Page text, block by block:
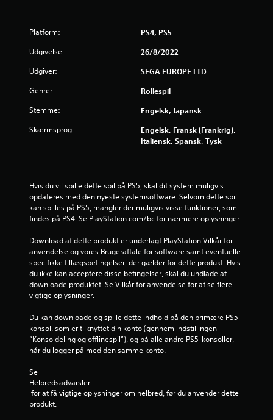
r
n
r
u
d
a
f
e
m
t
Platform: PS4, PS5
Udgivelse: 26/8/2022
Udgiver: SEGA EUROPE LTD
Genrer: Rollespil
Stemme: Engelsk, Japansk
Skærmsprog:
Engelsk, Fransk (Frankrig),
Italiensk, Spansk, Tysk
Hvis du vil spille dette spil på PS5, skal dit system muligvis
opdateres med den nyeste systemsoftware. Selvom dette spil
kan spilles på PS5, mangler der muligvis visse funktioner, som
findes på PS4. Se PlayStation.com/bc for nærmere oplysninger.
Download af dette produkt er underlagt PlayStation Vilkår for
anvendelse og vores Brugeraftale for software samt eventuelle
specifikke tillægsbetingelser, der gælder for dette produkt. Hvis
du ikke kan acceptere disse betingelser, skal du undlade at
downloade produktet. Se Vilkår for anvendelse for at se flere
vigtige oplysninger.
Du kan downloade og spille dette indhold på den primære PS5-
konsol, som er tilknyttet din konto (gennem indstillingen
“Konsoldeling og offlinespil”), og på alle andre PS5-konsoller,
når du logger på med den samme konto.
Se
Helbredsadvarsler
produkt.